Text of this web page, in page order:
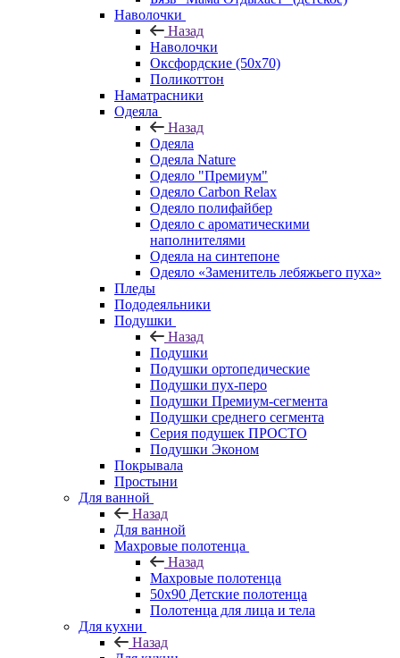
Наволочки
Назад
Наволочки
Оксфордские (50х70)
Поликоттон
Наматрасники
Одеяла
Назад
Одеяла
Одеяла Nature
Одеяло "Премиум"
Одеяло Carbon Relax
Одеяло полифайбер
Одеяло с ароматическими
наполнителями
Одеяла на синтепоне
Одеяло «Заменитель лебяжьего пуха»
Пледы
Пододеяльники
Подушки
Назад
Подушки
Подушки ортопедические
Подушки пух-перо
Подушки Премиум-сегмента
Подушки среднего сегмента
Серия подушек ПРОСТО
Подушки Эконом
Покрывала
Простыни
Для ванной
Назад
Для ванной
Махровые полотенца
Назад
Махровые полотенца
50х90 Детские полотенца
Полотенца для лица и тела
Для кухни
Назад